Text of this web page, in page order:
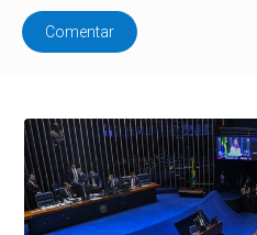
Comentar